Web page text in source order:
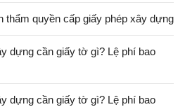
thẩm quyền cấp giấy phép xây dựng
dựng cần giấy tờ gì? Lệ phí bao
dựng cần giấy tờ gì? Lệ phí bao